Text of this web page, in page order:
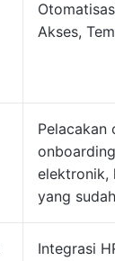
Akses,
Pelacakan
elektronik,
yang
Integrasi